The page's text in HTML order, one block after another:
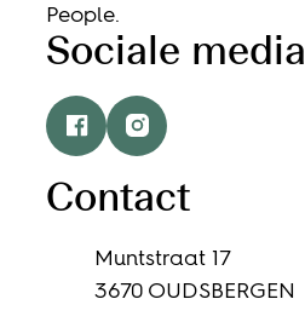
People.
Sociale media
FacebookInstagram
Contact
AdresMuntstraat 17
,3670 OUDSBERGEN